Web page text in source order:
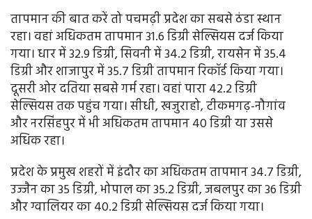
तापमान की बात करें तो पचमढ़ी प्रदेश का सबसे ठंडा स्थान
रहा। वहां अधिकतम तापमान 31.6 डिग्री सेल्सियस दर्ज किया
गया। धार में 32.9 डिग्री, सिवनी में 34.2 डिग्री, रायसेन में 35.4
डिग्री और शाजापुर में 35.7 डिग्री तापमान रिकॉर्ड किया गया।
दूसरी ओर दतिया सबसे गर्म रहा। वहां पारा 42.2 डिग्री
सेल्सियस तक पहुंच गया। सीधी, खजुराहो, टीकमगढ़-नौगांव
और नरसिंहपुर में भी अधिकतम तापमान 40 डिग्री या उससे
अधिक रहा।
प्रदेश के प्रमुख शहरों में इंदौर का अधिकतम तापमान 34.7 डिग्री,
उज्जैन का 35 डिग्री, भोपाल का 35.2 डिग्री, जबलपुर का 36 डिग्री
और ग्वालियर का 40.2 डिग्री सेल्सियस दर्ज किया गया।